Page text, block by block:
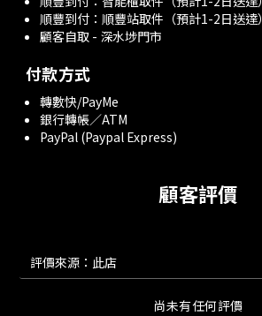
順豐到付：順豐站取件（預計1-2日送達）
顧客自取 - 深水埗門市
付款方式
轉數快/PayMe
銀行轉帳／ATM
PayPal (Paypal Express)
顧客評價
尚未有任何評價